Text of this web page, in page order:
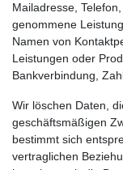
Mailadresse,
genommene
Namen von
Leistungen oder
Bankverbindung,
Wir löschen Daten,
geschäftsmäßigen
bestimmt sich
vertraglichen